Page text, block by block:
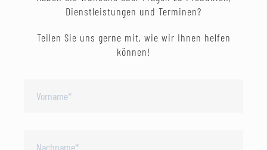
Dienstleistungen und Terminen?
Teilen Sie uns gerne mit, wie wir Ihnen helfen
können!